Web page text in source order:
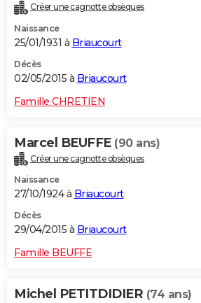
Créer une cagnotte obsèques
Naissance
25/01/1931 à Briaucourt
Décès
02/05/2015 à Briaucourt
Famille CHRETIEN
Marcel BEUFFE (90 ans)
Créer une cagnotte obsèques
Naissance
27/10/1924 à Briaucourt
Décès
29/04/2015 à Briaucourt
Famille BEUFFE
Michel PETITDIDIER (74 ans)